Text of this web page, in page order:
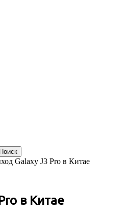
Galaxy J3 Pro в Китае
в Китае